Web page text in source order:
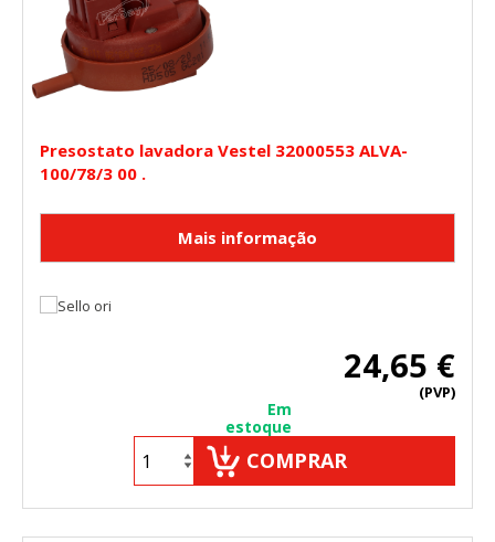
Presostato lavadora Vestel 32000553 ALVA-
100/78/3 00 .
24,65 €
(PVP)
Em
estoque
COMPRAR